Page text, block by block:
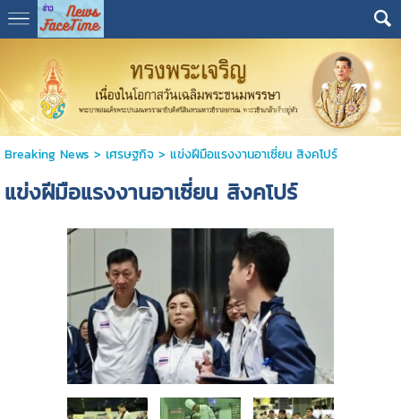
Breaking News > เศรษฐกิจ> แข่งฝีมือแรงงานอาเซี่ยน สิงคโปร์
แข่งฝีมือแรงงานอาเซี่ยน สิงคโปร์